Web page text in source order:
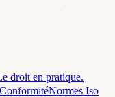
droit en pratique.
ConformitéNormes Iso